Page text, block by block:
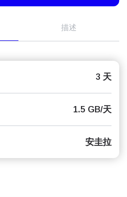
描述
3 天
1.5 GB/天
安圭拉